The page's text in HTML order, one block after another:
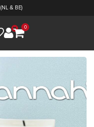
& BE)
0